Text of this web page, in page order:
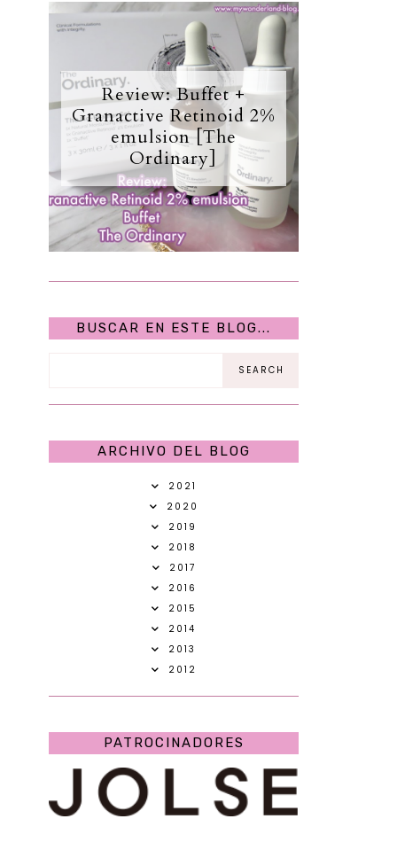
Review: Buffet +
Granactive Retinoid 2%
emulsion [The
Ordinary]
BUSCAR EN ESTE BLOG...
ARCHIVO DEL BLOG
2021
2020
2019
2018
2017
2016
2015
2014
2013
2012
PATROCINADORES